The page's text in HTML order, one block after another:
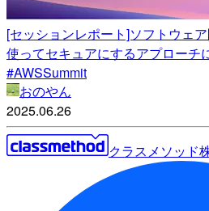
[セッションレポート]ソフトウェ
使ってセキュアにするアプローチ
#AWSSummit
おのやん
2025.06.26
クラスメソッド